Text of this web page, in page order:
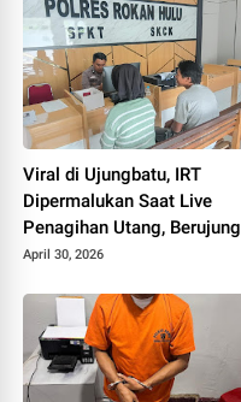
Viral di Ujungbatu, IRT
Dipermalukan Saat Live
Penagihan Utang, Berujung
Laporan ke Polisi
April 30, 2026